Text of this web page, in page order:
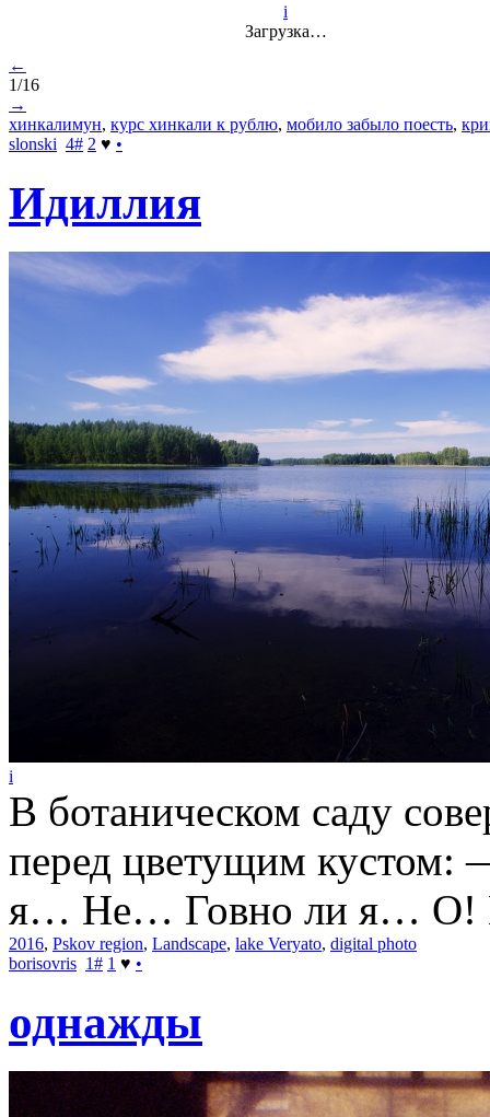
i
Загрузка…
←
1/16
→
хинкалимун, курс хинкали к рублю, мобило забыло поесть,
slonski 4# 2 ♥ •
Идиллия
i
В ботаническом саду
перед цветущим
я… Не… Говно ли я… О!
2016, Pskov region, Landscape, lake Veryato, digital photo
borisovris 1# 1 ♥ •
однажды